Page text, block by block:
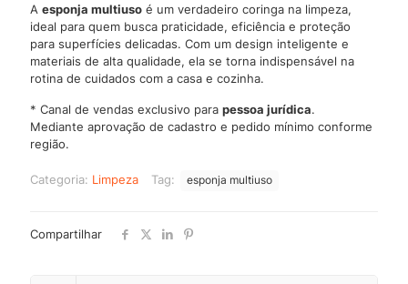
A esponja multiuso é um verdadeiro coringa na limpeza,
ideal para quem busca praticidade, eficiência e proteção
para superfícies delicadas. Com um design inteligente e
materiais de alta qualidade, ela se torna indispensável na
rotina de cuidados com a casa e cozinha.
* Canal de vendas exclusivo para pessoa jurídica.
Mediante aprovação de cadastro e pedido mínimo conforme
região.
Categoria: Limpeza Tag: esponja multiuso
Compartilhar